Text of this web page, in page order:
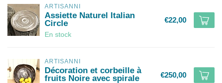
ARTISANNI
Assiette Naturel Italian
Circle
En stock
€22,00
ARTISANNI
Décoration et corbeille à
fruits Noire avec spirale
€250,00